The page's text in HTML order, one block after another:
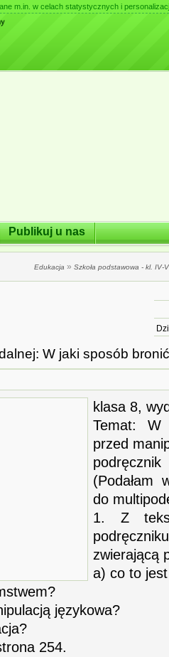
m.in. w celach statystycznych i
Publikuj u nas
Edukacja » Szkoła podstawowa - kl. IV-
W jaki sposób
klasa 8,
Temat:
przed
(Podałam
do
1. Z
zwierającą
a) co to
językowa?
254.